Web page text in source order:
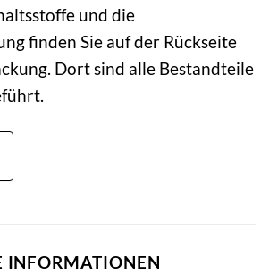
und die
finden Sie auf der Rückseite
Dort sind alle Bestandteile
INFORMATIONEN